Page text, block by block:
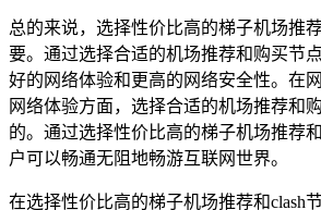
总的来说，选择性价比高的梯子机场推
要。通过选择合适的机场推荐和购买节
好的网络体验和更高的网络安全性。在
网络体验方面，选择合适的机场推荐和
的。通过选择性价比高的梯子机场推荐
户可以畅通无阻地畅游互联网世界。
在选择性价比高的梯子机场推荐和clash